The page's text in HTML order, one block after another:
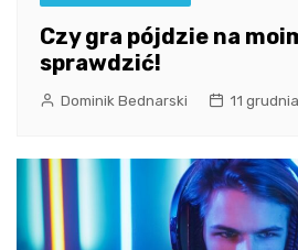
Czy gra pójdzie na
sprawdzić!
Dominik Bednarski 11